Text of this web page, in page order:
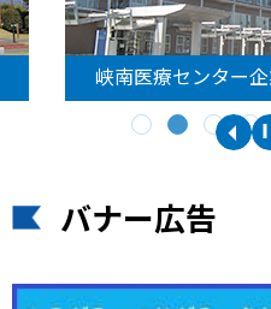
峡南医療センター
バナー広告